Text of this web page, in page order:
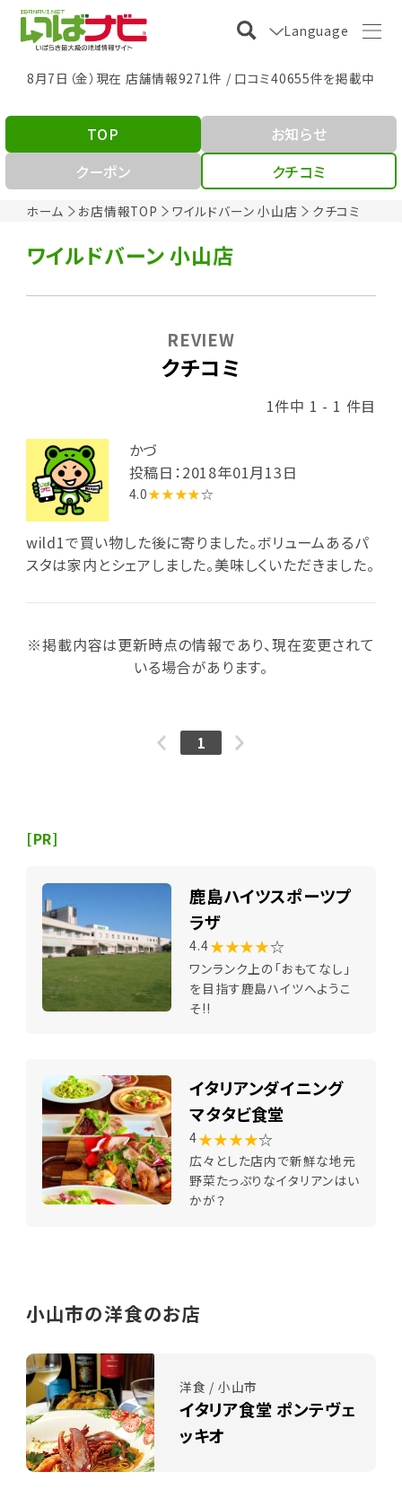
Language
8月7日（金）現在 店舗情報9271件 / 口コミ40655件を掲載中
ホーム お店情報TOP ワイルドバーン 小山店 クチコミ
TOP
お知らせ
クーポン
クチコミ
ワイルドバーン 小山店
クチコミ
REVIEW
1件中 1 - 1 件目
かづ
投稿日：2018年01月13日
4.0★★★★☆
wild1で買い物した後に寄りました。ボリュームあるパ
スタは家内とシェアしました。美味しくいただきました。
※掲載内容は更新時点の情報であり、現在変更されて
いる場合があります。
1
[PR]
鹿島ハイツスポーツプ
ラザ
4.4★★★★☆
ワンランク上の「おもてなし」
を目指す鹿島ハイツへようこ
そ!!
イタリアンダイニング
マタタビ食堂
4★★★★☆
広々とした店内で新鮮な地元
野菜たっぷりなイタリアンはい
かが？
小山市の洋食のお店
洋食 / 小山市
イタリア食堂 ポンテヴェ
ッキオ